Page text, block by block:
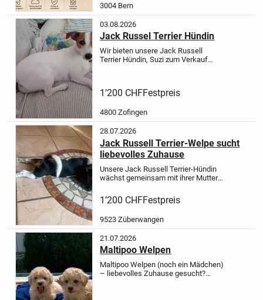
3004 Bern
03.08.2026
Jack Russel Terrier Hündin
Wir bieten unsere Jack Russell
Terrier Hündin, Suzi zum Verkauf
Die Jack Russell Hündin...
1’200 CHFFestpreis
4800 Zofingen
28.07.2026
Jack Russell Terrier-Welpe sucht
liebevolles Zuhause
Unsere Jack Russell Terrier-Hündin
wächst gemeinsam mit ihrer Mutter
Familienhaushalt auf. Sie wird mit
viel Liebe, Zeit und Sorgfalt
unseren...
1’200 CHFFestpreis
9523 Züberwangen
21.07.2026
Maltipoo Welpen
Maltipoo Welpen (noch ein Mädchen)
– liebevolles Zuhause gesucht?